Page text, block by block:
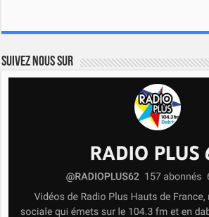
Suivez nous sur